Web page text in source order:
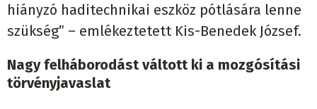
hiányzó haditechnikai eszköz pótlására lenne
szükség” – emlékeztetett Kis-Benedek József.
Nagy felháborodást váltott ki a mozgósítási
törvényjavaslat